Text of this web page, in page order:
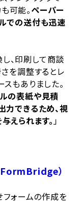
可能。ペーパー
での送付も迅速
、印刷して商談
を調整するとレ
もありました。
の表紙や見積
力できるため、視
えられます。 」
）
フォームの作成を